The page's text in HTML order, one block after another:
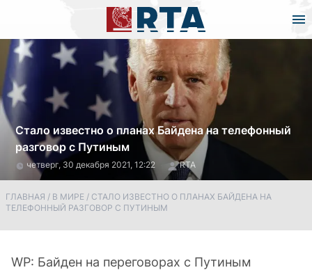
Стало известно о планах Байдена на телефонный
разговор с Путиным
четверг, 30 декабря 2021, 12:22 RTA
ГЛАВНАЯ / В МИРЕ / СТАЛО ИЗВЕСТНО О ПЛАНАХ БАЙДЕНА НА
ТЕЛЕФОННЫЙ РАЗГОВОР С ПУТИНЫМ
WP: Байден на переговорах с Путиным